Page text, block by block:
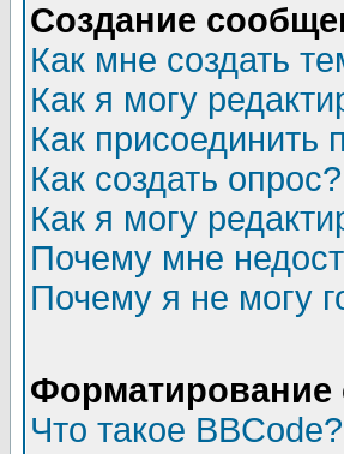
Создание
Как мне создать
Как я могу
Как
Как создать опрос?
Как я могу
Почему мне
Почему я не могу
Что такое BBCode?